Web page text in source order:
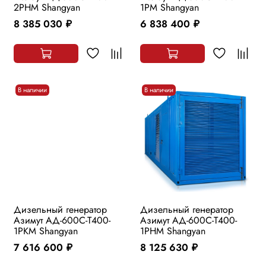
2РHМ Shangyan
8 385 030 руб.
1РМ Shangyan
6 838 400 руб.
В наличии
Дизельный генератор
Азимут АД-600С-Т400-
1РKМ Shangyan
7 616 600 руб.
В наличии
Дизельный генератор
Азимут АД-600С-Т400-
1РHМ Shangyan
8 125 630 руб.